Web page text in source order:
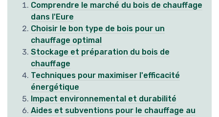
Comprendre le marché du bois de chauffage
dans l'Eure
Choisir le bon type de bois pour un
chauffage optimal
Stockage et préparation du bois de
chauffage
Techniques pour maximiser l'efficacité
énergétique
Impact environnemental et durabilité
Aides et subventions pour le chauffage au